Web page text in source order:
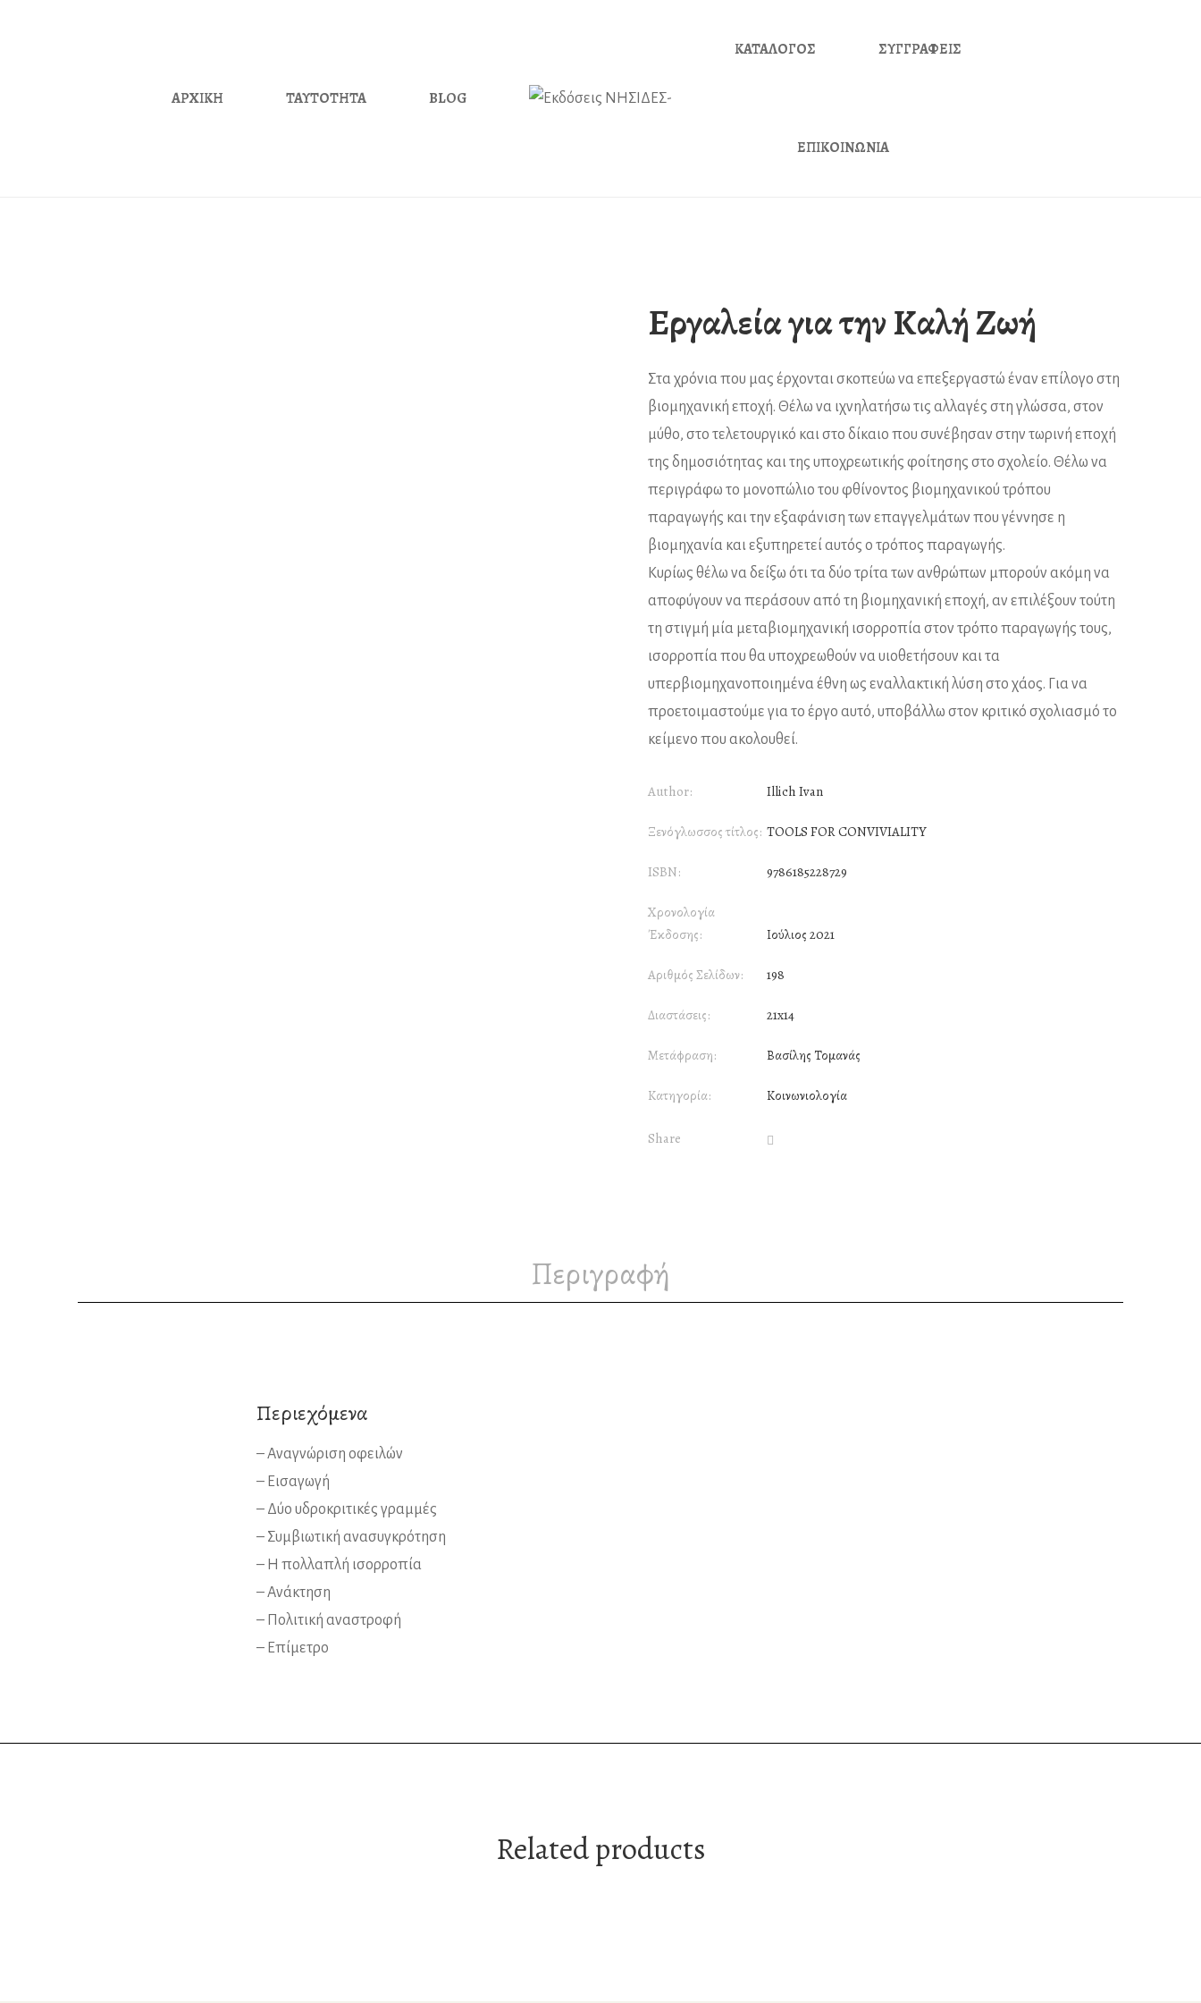
ΑΡΧΙΚΗ ΤΑΥΤΟΤΗΤΑ BLOG
ΚΑΤΑΛΟΓΟΣ ΣΥΓΓΡΑΦΕΙΣ
ΕΠΙΚΟΙΝΩΝΙΑ
Εργαλεία για την Καλή Ζωή
Στα χρόνια που μας έρχονται σκοπεύω να επεξεργαστώ έναν επίλογο στη
βιομηχανική εποχή. Θέλω να ιχνηλατήσω τις αλλαγές στη γλώσσα, στον
μύθο, στο τελετουργικό και στο δίκαιο που συνέβησαν στην τωρινή εποχή
της δημοσιότητας και της υποχρεωτικής φοίτησης στο σχολείο. Θέλω να
περιγράφω το μονοπώλιο του φθίνοντος βιομηχανικού τρόπου
παραγωγής και την εξαφάνιση των επαγγελμάτων που γέννησε η
βιομηχανία και εξυπηρετεί αυτός ο τρόπος παραγωγής.
Κυρίως θέλω να δείξω ότι τα δύο τρίτα των ανθρώπων μπορούν ακόμη να
αποφύγουν να περάσουν από τη βιομηχανική εποχή, αν επιλέξουν τούτη
τη στιγμή μία μεταβιομηχανική ισορροπία στον τρόπο παραγωγής τους,
ισορροπία που θα υποχρεωθούν να υιοθετήσουν και τα
υπερβιομηχανοποιημένα έθνη ως εναλλακτική λύση στο χάος. Για να
προετοιμαστούμε για το έργο αυτό, υποβάλλω στον κριτικό σχολιασμό το
κείμενο που ακολουθεί.
Author: Illich Ivan
Ξενόγλωσσος τίτλος: TOOLS FOR CONVIVIALITY
ISBN: 9786185228729
Χρονολογία
Έκδοσης:
Ιούλιος 2021
Αριθμός Σελίδων: 198
Διαστάσεις: 21x14
Μετάφραση: Βασίλης Τομανάς
Κατηγορία: Κοινωνιολογία
Share
Περιγραφή
Περιεχόμενα
– Αναγνώριση οφειλών
– Εισαγωγή
– Δύο υδροκριτικές γραμμές
– Συμβιωτική ανασυγκρότηση
– Η πολλαπλή ισορροπία
– Ανάκτηση
– Πολιτική αναστροφή
– Επίμετρο
Related products